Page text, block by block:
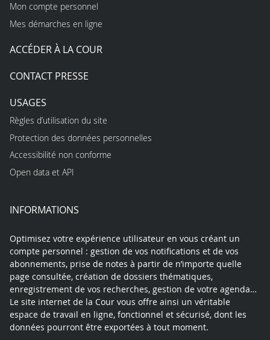
Mon compte personnel
Mes démarches en ligne
ACCÉDER À LA COUR
CONTACT PRESSE
USAGES
Règles d’utilisation du site
Protection des données personnelles
Accessibilité non conforme
Open data et API
INFORMATIONS
Optimisez votre expérience utilisateur en vous créant un
compte personnel : gestion de vos notifications et de vos
abonnements, prise de notes à partir de n’importe quelle
page consultée, création de dossiers thématiques,
enregistrement de vos recherches, gestion de votre agenda…
Le site internet de la Cour vous offre ainsi un véritable
espace de travail en ligne, fonctionnel et sécurisé, dont les
données pourront être exportées à tout moment.